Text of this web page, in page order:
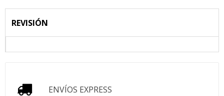
REVISIÓN
ENVÍOS EXPRESS